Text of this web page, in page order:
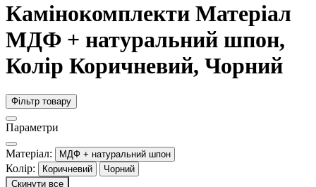
Камінокомплекти Матеріал
МДФ + натуральний шпон,
Колір Коричневий, Чорний
Фільтр товару
Параметри
Матеріал: МДФ + натуральний шпон
Колір: Коричневий
Чорний
Скинути все